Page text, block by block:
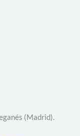
(Madrid).